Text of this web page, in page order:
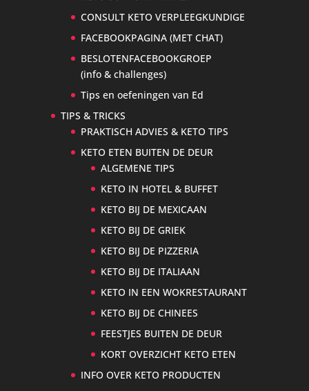
CONSULT KETO VERPLEEGKUNDIGE
FACEBOOKPAGINA (MET CHAT)
BESLOTENFACEBOOKGROEP
(info & challenges)
Tips en oefeningen van Ed
TIPS & TRICKS
PRAKTISCH ADVIES & KETO TIPS
KETO ETEN BUITEN DE DEUR
ALGEMENE TIPS
KETO IN HOTEL & BUFFET
KETO BIJ DE MEXICAAN
KETO BIJ DE GRIEK
KETO BIJ DE PIZZERIA
KETO BIJ DE ITALIAAN
KETO IN EEN WOKRESTAURANT
KETO BIJ DE CHINEES
FEESTJES BUITEN DE DEUR
KORT OVERZICHT KETO ETEN
INFO OVER KETO PRODUCTEN